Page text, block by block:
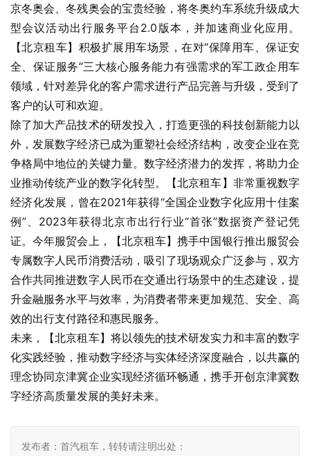
京冬奥会、冬残奥会的宝贵经验，将冬奥约车系统升级成大
型会议活动出行服务平台2.0版本，并加速商业化应用。
【北京租车】积极扩展用车场景，在对“保障用车、保证安
全、保证服务”三大核心服务能力有强需求的军工政企用车
领域，针对差异化的客户需求进行产品完善与升级，受到了
客户的认可和欢迎。
除了加大产品技术的研发投入，打造更强的科技创新能力以
外，发展数字经济已成为重塑社会经济结构，改变企业在竞
争格局中地位的关键力量。数字经济潜力的发挥，将助力企
业推动传统产业的数字化转型。【北京租车】非常重视数字
经济化发展，曾在2021年获得“全国企业数字化应用十佳案
例”、2023年获得北京市出行行业“首张”数据资产登记凭
证。今年服贸会上，【北京租车】携手中国银行推出服贸会
专属数字人民币消费活动，吸引了现场观众广泛参与，双方
合作共同推进数字人民币在交通出行场景中的生态建设，提
升金融服务水平与效率，为消费者带来更加规范、安全、高
效的出行支付路径和惠民服务。
未来，【北京租车】将以领先的技术研发实力和丰富的数字
化实践经验，推动数字经济与实体经济深度融合，以共赢的
理念协同京津冀企业实现经济循环畅通，携手开创京津冀数
字经济高质量发展的美好未来。
发布者：首汽租车，转转请注明出处：